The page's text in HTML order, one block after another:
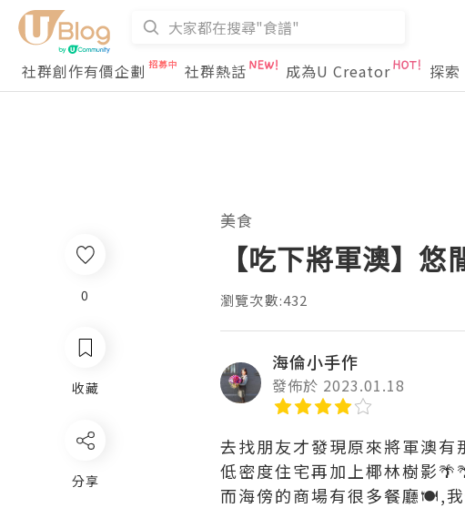
社群創作有價企劃
社群熱話 成為U Creator 探索
0
收藏
分享
美食
【吃下將軍澳】
瀏覽次數:432
海倫小手作
發佈於 2023.01.18
去找朋友才發現原來將軍澳
低密度住宅再加上椰林樹影
而海傍的商場有很多餐廳🍽,